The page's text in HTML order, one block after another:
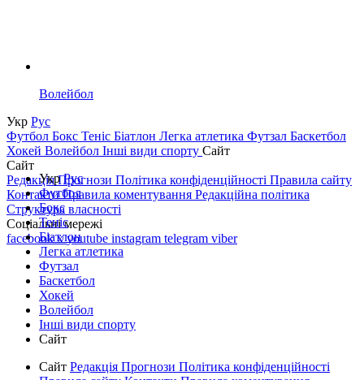
Волейбол
Укр Рус
Футбол Бокс Теніс Біатлон Легка атлетика Футзал Баскетбол
Хокей Волейбол Інші види спорту Сайт
Сайт
РедакціяПрогнози Політика конфіденційності Правила сайту
КонтактиПравила коментування Редакційна політика
Структура власності
Соціальні мережі
facebookxyoutube instagram telegram viber
УкрРус
Футбол
Бокс
Теніс
Біатлон
Легка атлетика
Футзал
Баскетбол
Хокей
Волейбол
Інші види спорту
Сайт
Сайт Редакція Прогнози Політика конфіденційності